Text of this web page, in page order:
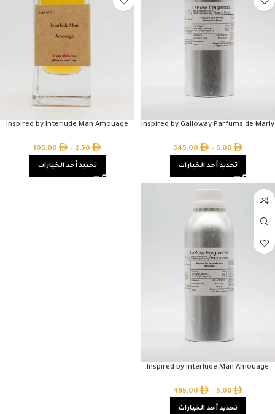
Inspired by Galloway Parfums de Marly
5,00
–
545,00
تحديد أحد الخيارات
Inspired by Interlude Man Amouage
2,50
–
105,00
تحديد أحد الخيارات
Inspired by Interlude Man Amouage
5,00
–
495,00
تحديد أحد الخيارات